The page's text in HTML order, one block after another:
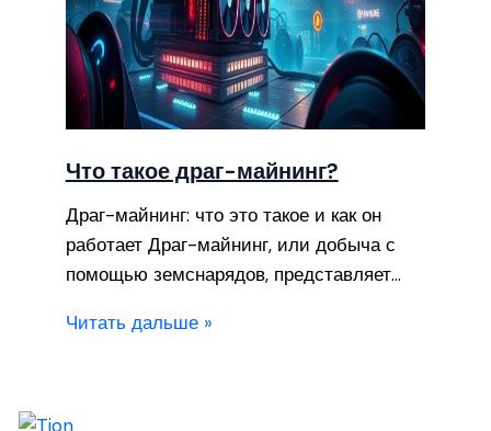
Что такое драг-майнинг?
Драг-майнинг: что это такое и как он
работает Драг-майнинг, или добыча с
помощью земснарядов, представляет…
Читать дальше »